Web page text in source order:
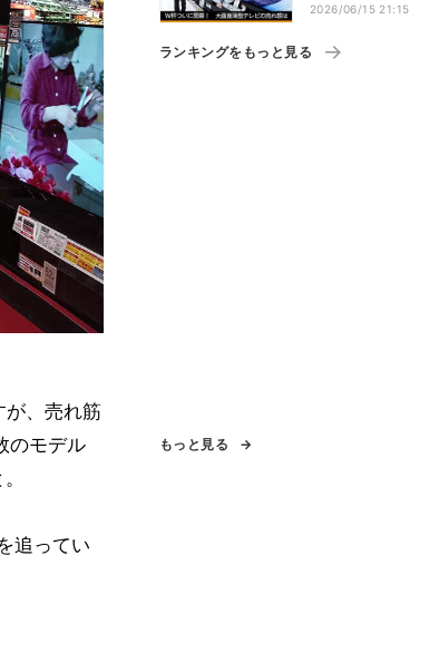
が、売れ筋
のモデル
追ってい
2026/06/15 21:15
ランキングをもっと見る
もっと見る